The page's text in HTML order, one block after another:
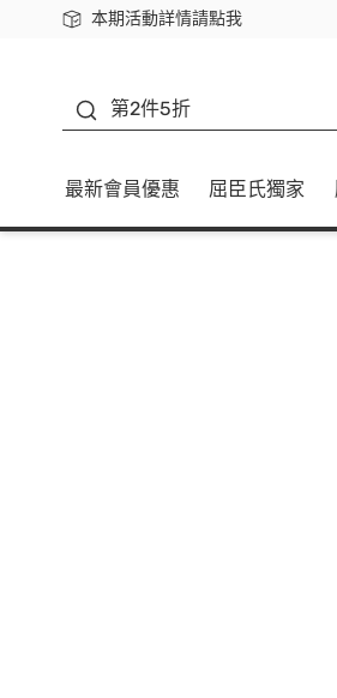
本期活動詳情請點我
下載app最高回饋$350
第2件5折
最新會員優惠 屈臣氏獨家